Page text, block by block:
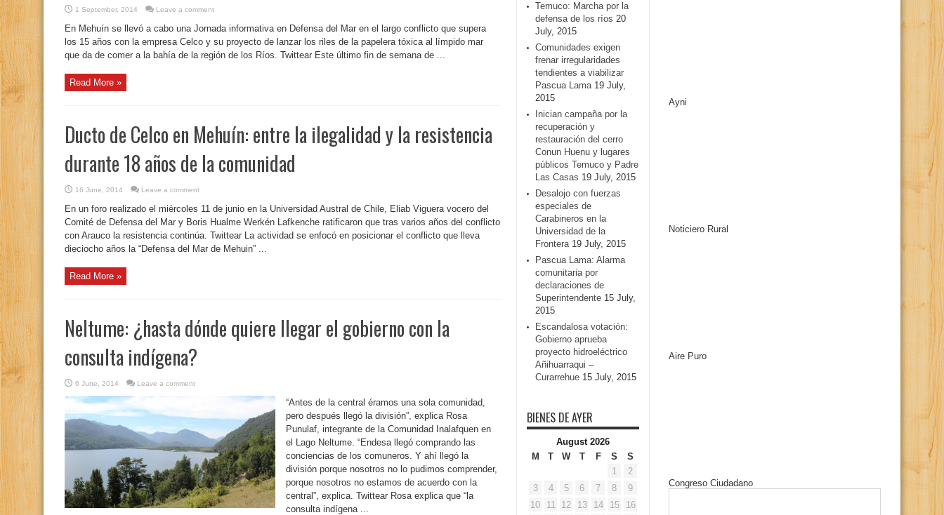
1 September, 2014 Leave a comment
En Mehuín se llevó a cabo una Jornada informativa en Defensa del Mar en el largo conflicto que supera
los 15 años con la empresa Celco y su proyecto de lanzar los riles de la papelera tóxica al límpido mar
que da de comer a la bahía de la región de los Ríos. Twittear Este último fin de semana de ...
Read More »
Ducto de Celco en Mehuín: entre la ilegalidad y la resistencia
durante 18 años de la comunidad
16 June, 2014 Leave a comment
En un foro realizado el miércoles 11 de junio en la Universidad Austral de Chile, Eliab Viguera vocero del
Comité de Defensa del Mar y Boris Hualme Werkén Lafkenche ratificaron que tras varios años del conflicto
con Arauco la resistencia continúa. Twittear La actividad se enfocó en posicionar el conflicto que lleva
dieciocho años la “Defensa del Mar de Mehuin” ...
Read More »
Neltume: ¿hasta dónde quiere llegar el gobierno con la
consulta indígena?
6 June, 2014 Leave a comment
“Antes de la central éramos una sola comunidad,
pero después llegó la división”, explica Rosa
Punulaf, integrante de la Comunidad Inalafquen en
el Lago Neltume. “Endesa llegó comprando las
conciencias de los comuneros. Y ahí llegó la
división porque nosotros no lo pudimos comprender,
porque nosotros no estamos de acuerdo con la
central”, explica. Twittear Rosa explica que “la
consulta indígena ...
Temuco: Marcha por la
defensa de los ríos 20
July, 2015
Comunidades exigen
frenar irregularidades
tendientes a viabilizar
Pascua Lama 19 July,
2015
Inician campaña por la
recuperación y
restauración del cerro
Conun Huenu y lugares
públicos Temuco y Padre
Las Casas 19 July, 2015
Desalojo con fuerzas
especiales de
Carabineros en la
Universidad de la
Frontera 19 July, 2015
Pascua Lama: Alarma
comunitaria por
declaraciones de
Superintendente 15 July,
2015
Escandalosa votación:
Gobierno aprueba
proyecto hidroeléctrico
Añihuarraqui –
Curarrehue 15 July, 2015
BIENES DE AYER
August 2026
M
T W T F S
S
1
2
3
4 5 6 7 8
9
10
11 12 13 14 15
16
Ayni
Noticiero Rural
Aire Puro
Congreso Ciudadano